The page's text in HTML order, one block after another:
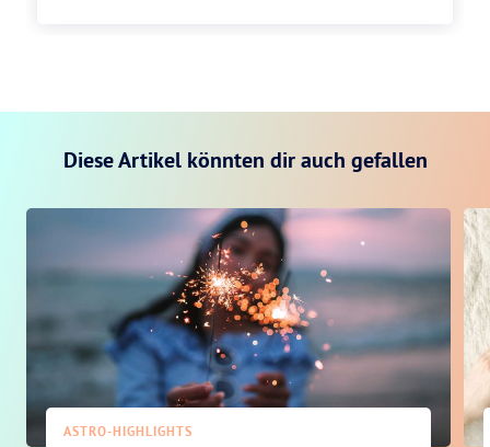
Diese Artikel könnten dir auch gefallen
ASTRO-HIGHLIGHTS